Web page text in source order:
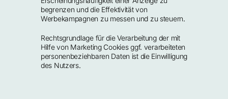
begrenzen und die Effektivität von
Werbekampagnen zu messen und zu steuern.
Rechtsgrundlage für die Verarbeitung der mit
Hilfe von Marketing Cookies ggf. verarbeiteten
personenbeziehbaren Daten ist die Einwilligung
des Nutzers.